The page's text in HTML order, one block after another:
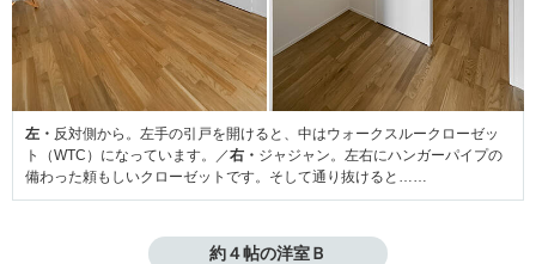
左・ 反対側から。左手の引戸を開けると、中はウォークスルークローゼッ
ト（WTC）になっています。／右・ ジャジャン。左右にハンガーパイプの
備わった頼もしいクローゼットです。そして通り抜けると……
約４帖の洋室Ｂ